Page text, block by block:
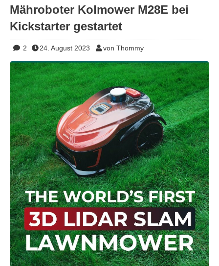
Mähroboter Kolmower M28E bei
Kickstarter gestartet
2 24. August 2023 von Thommy